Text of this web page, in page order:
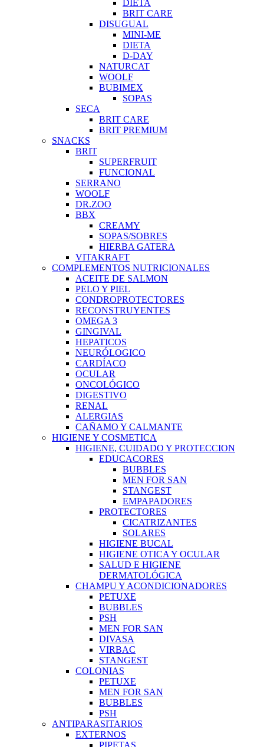
DIETA
BRIT CARE
DISUGUAL
MINI-ME
DIETA
D-DAY
NATURCAT
WOOLF
BUBIMEX
SOPAS
SECA
BRIT CARE
BRIT PREMIUM
SNACKS
BRIT
SUPERFRUIT
FUNCIONAL
SERRANO
WOOLF
DR.ZOO
BBX
CREAMY
SOPAS/SOBRES
HIERBA GATERA
VITAKRAFT
COMPLEMENTOS NUTRICIONALES
ACEITE DE SALMON
PELO Y PIEL
CONDROPROTECTORES
RECONSTRUYENTES
OMEGA 3
GINGIVAL
HEPATICOS
NEURÓLOGICO
CARDÍACO
OCULAR
ONCOLÓGICO
DIGESTIVO
RENAL
ALERGIAS
CAÑAMO Y CALMANTE
HIGIENE Y COSMETICA
HIGIENE, CUIDADO Y PROTECCION
EDUCACORES
BUBBLES
MEN FOR SAN
STANGEST
EMPAPADORES
PROTECTORES
CICATRIZANTES
SOLARES
HIGIENE BUCAL
HIGIENE OTICA Y OCULAR
SALUD E HIGIENE
DERMATOLÓGICA
CHAMPU Y ACONDICIONADORES
PETUXE
BUBBLES
PSH
MEN FOR SAN
DIVASA
VIRBAC
STANGEST
COLONIAS
PETUXE
MEN FOR SAN
BUBBLES
PSH
ANTIPARASITARIOS
EXTERNOS
PIPETAS